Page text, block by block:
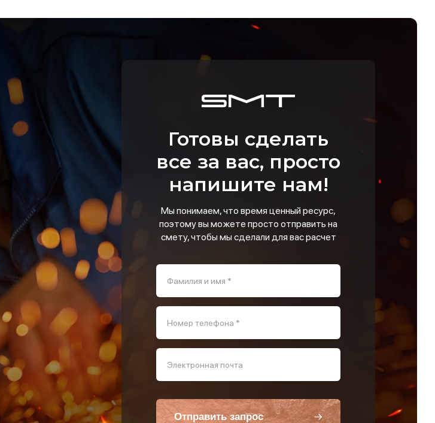
Готовы сделать
все за вас, просто
напишите нам!
Мы понимаем, что время ценный ресурс,
поэтому вы можете просто отправить на
смету, чтобы мы сделали для вас расчет
Фамилия и имя *
Номер телефона *
Электронная почта
Отправить запрос